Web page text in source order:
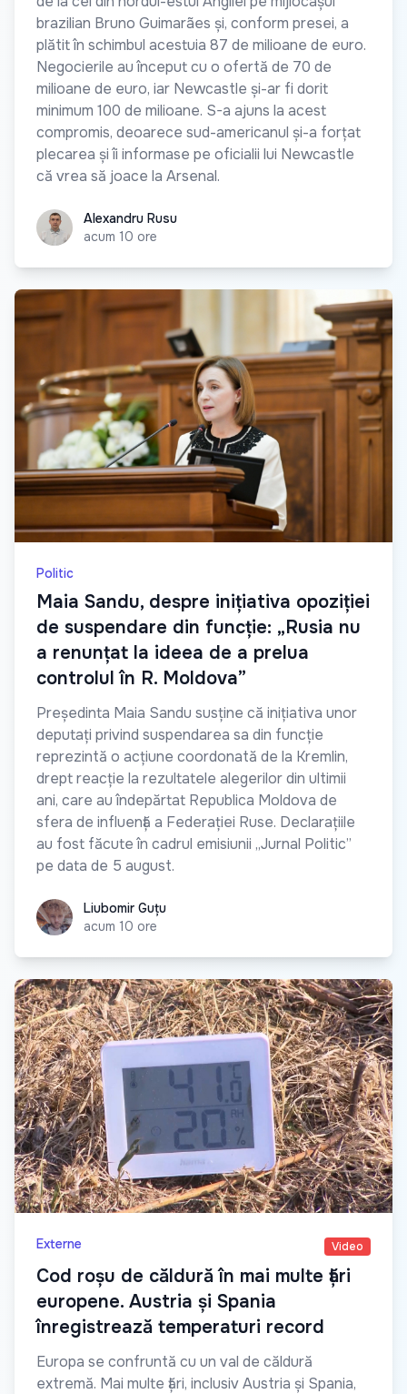
brazilian Bruno Guimarães și, conform presei, a
plătit în schimbul acestuia 87 de milioane de euro.
Negocierile au început cu o ofertă de 70 de
milioane de euro, iar Newcastle și-ar fi dorit
minimum 100 de milioane. S-a ajuns la acest
compromis, deoarece sud-americanul și-a forțat
plecarea și îi informase pe oficialii lui Newcastle
că vrea să joace la Arsenal.
Alexandru Rusu
Alexandru Rusu
acum 10 ore
Politic
Maia Sandu, despre inițiativa opoziției
de suspendare din funcție: „Rusia nu
a renunțat la ideea de a prelua
controlul în R. Moldova”
Președinta Maia Sandu susține că inițiativa unor
deputați privind suspendarea sa din funcție
reprezintă o acțiune coordonată de la Kremlin,
drept reacție la rezultatele alegerilor din ultimii
ani, care au îndepărtat Republica Moldova de
sfera de influență a Federației Ruse. Declarațiile
au fost făcute în cadrul emisiunii „Jurnal Politic”
pe data de 5 august.
Liubomir Guțu
Liubomir Guțu
acum 10 ore
Externe Video
Cod roșu de căldură în mai multe țări
europene. Austria și Spania
înregistrează temperaturi record
Europa se confruntă cu un val de căldură
extremă. Mai multe țări, inclusiv Austria și Spania,